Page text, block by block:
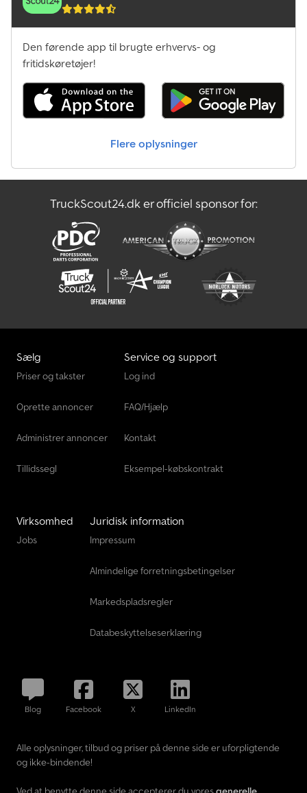
Den førende app til brugte erhvervs- og
fritidskøretøjer!
Flere oplysninger
TruckScout24.dk er officiel sponsor for:
Sælg
Priser og takster
Oprette annoncer
Administrer annoncer
Tillidssegl
Service og support
Log ind
FAQ/Hjælp
Kontakt
Eksempel-købskontrakt
Virksomhed
Jobs
Juridisk information
Impressum
Almindelige forretningsbetingelser
Markedspladsregler
Databeskyttelseserklæring
Blog Facebook X LinkedIn
Alle oplysninger, tilbud og priser på denne side er uforpligtende
og ikke-bindende!